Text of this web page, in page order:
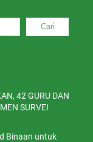
Cari
42 GURU DAN
SURVEI
Binaan untuk